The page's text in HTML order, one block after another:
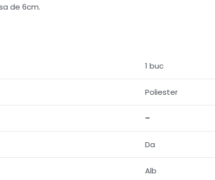
de 6cm.
1 buc
Poliester
–
Da
Alb